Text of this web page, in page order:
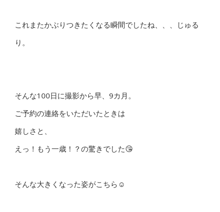
これまたかぶりつきたくなる瞬間でしたね、、、じゅる
り。
そんな100日に撮影から早、9カ月。
ご予約の連絡をいただいたときは
嬉しさと、
えっ！もう一歳！？の驚きでした😘
そんな大きくなった姿がこちら☺